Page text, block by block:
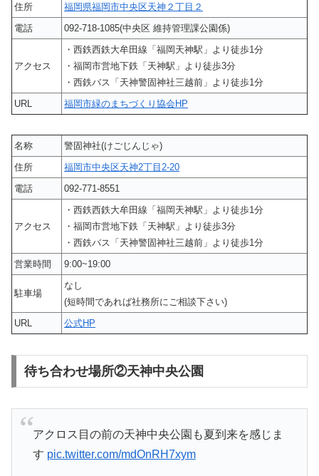
住所
福岡県福岡市中央区天神２丁目２
電話
092-718-1085(中央区 維持管理課公園係)
アクセス
・西鉄西鉄大牟田線「福岡天神駅」より徒歩1分
・福岡市営地下鉄「天神駅」より徒歩3分
・西鉄バス「天神警固神社三越前」より徒歩1分
URL
福岡市緑のまちづくり協会HP
名称
警固神社(けごじんじゃ)
住所
福岡市中央区天神2丁目2-20
電話
092-771-8551
アクセス
・西鉄西鉄大牟田線「福岡天神駅」より徒歩1分
・福岡市営地下鉄「天神駅」より徒歩3分
・西鉄バス「天神警固神社三越前」より徒歩1分
営業時間
9:00~19:00
駐車場
なし
(短時間であれば社務所にご相談下さい)
URL
公式HP
待ち合わせ場所②天神中央公園
アクロス目の前の天神中央公園も夏到来を感じま
す pic.twitter.com/mdOnRH7xym